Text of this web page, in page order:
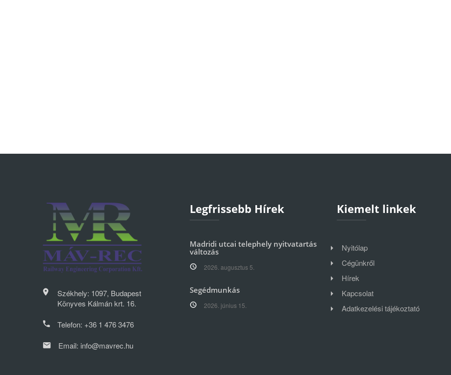
Székhely: 1097, Budapest
Könyves Kálmán krt. 16.
Telefon: +36 1 476 3476
Email: info@mavrec.hu
Legfrissebb Hírek
Madridi utcai telephely nyitvatartás
változás
2026. augusztus 5.
Segédmunkás
2026. június 15.
Kiemelt linkek
Nyitólap
Cégünkről
Hírek
Kapcsolat
Adatkezelési tájékoztató